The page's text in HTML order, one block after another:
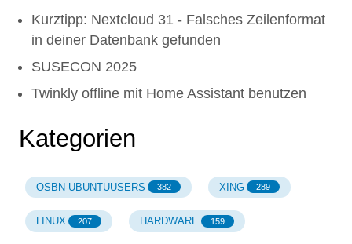
Kurztipp: Nextcloud 31 - Falsches Zeilenformat
in deiner Datenbank gefunden
SUSECON 2025
Twinkly offline mit Home Assistant benutzen
Kategorien
OSBN-UBUNTUUSERS 382 XING 289
LINUX 207 HARDWARE 159